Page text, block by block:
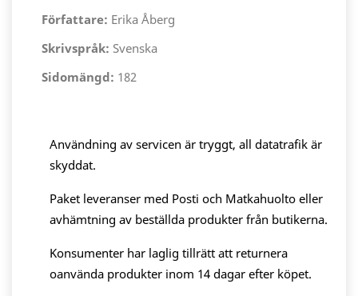
Författare: Erika Åberg
Skrivspråk: Svenska
Sidomängd: 182
Användning av servicen är tryggt, all datatrafik är
skyddat.
Paket leveranser med Posti och Matkahuolto eller
avhämtning av beställda produkter från butikerna.
Konsumenter har laglig tillrätt att returnera
oanvända produkter inom 14 dagar efter köpet.